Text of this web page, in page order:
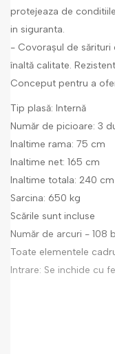
protejeaza de
in siguranta.
- Covorașul de sărituri
înaltă calitate.
Conceput pentru a
Tip plasă: Internă
Număr de picioare: 3
Inaltime rama: 75 cm
Inaltime net: 165 cm
Inaltime totala: 240 cm
Sarcina: 650 kg
Scările sunt incluse
Număr de arcuri - 108
Toate elementele
Intrare: Se inchide cu